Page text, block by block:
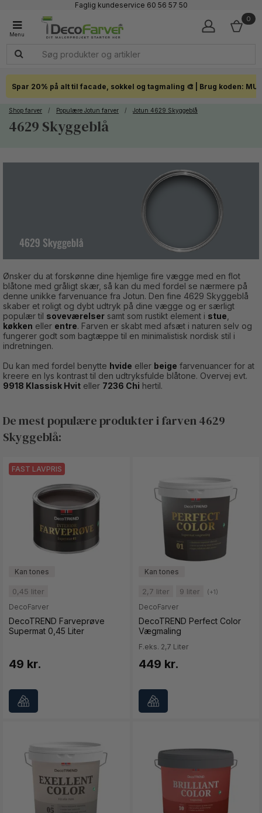
Faglig kundeservice 60 56 57 50
Click & Collect i hele landet
0
Spar 20% på alt til facade, sokkel og tagmaling 🎨 | Brug koden:
Shop farver / Populære Jotun farver / Jotun 4629 Skyggeblå
4629 Skyggeblå
Ønsker du at forskønne dine hjemlige fire vægge med en flot
blåtone med gråligt skær, så kan du med fordel se nærmere på
denne unikke farvenuance fra Jotun. Den fine 4629 Skyggeblå
skaber et roligt og dybt udtryk på dine vægge og er særligt
populær til soveværelser samt som rustikt element i stue
køkken eller entre. Farven er skabt med afsæt i naturen selv og
fungerer godt som bagtæppe til en minimalistisk nordisk stil i
indretningen.
Du kan med fordel benytte hvide eller beige farvenuancer for at
kreere en lys kontrast til den udtryksfulde blåtone. Overvej evt.
9918 Klassisk Hvit eller 7236 Chi hertil.
De mest populære produkter i farven 4629
Skyggeblå:
FAST LAVPRIS
0,45 liter
DecoFarver
DecoTREND Farveprøve
Supermat 0,45 Liter
49 kr.
2,7 liter 9 liter (+1)
DecoFarver
DecoTREND Perfect Color
Vægmaling
F.eks. 2,7 Liter
449 kr.